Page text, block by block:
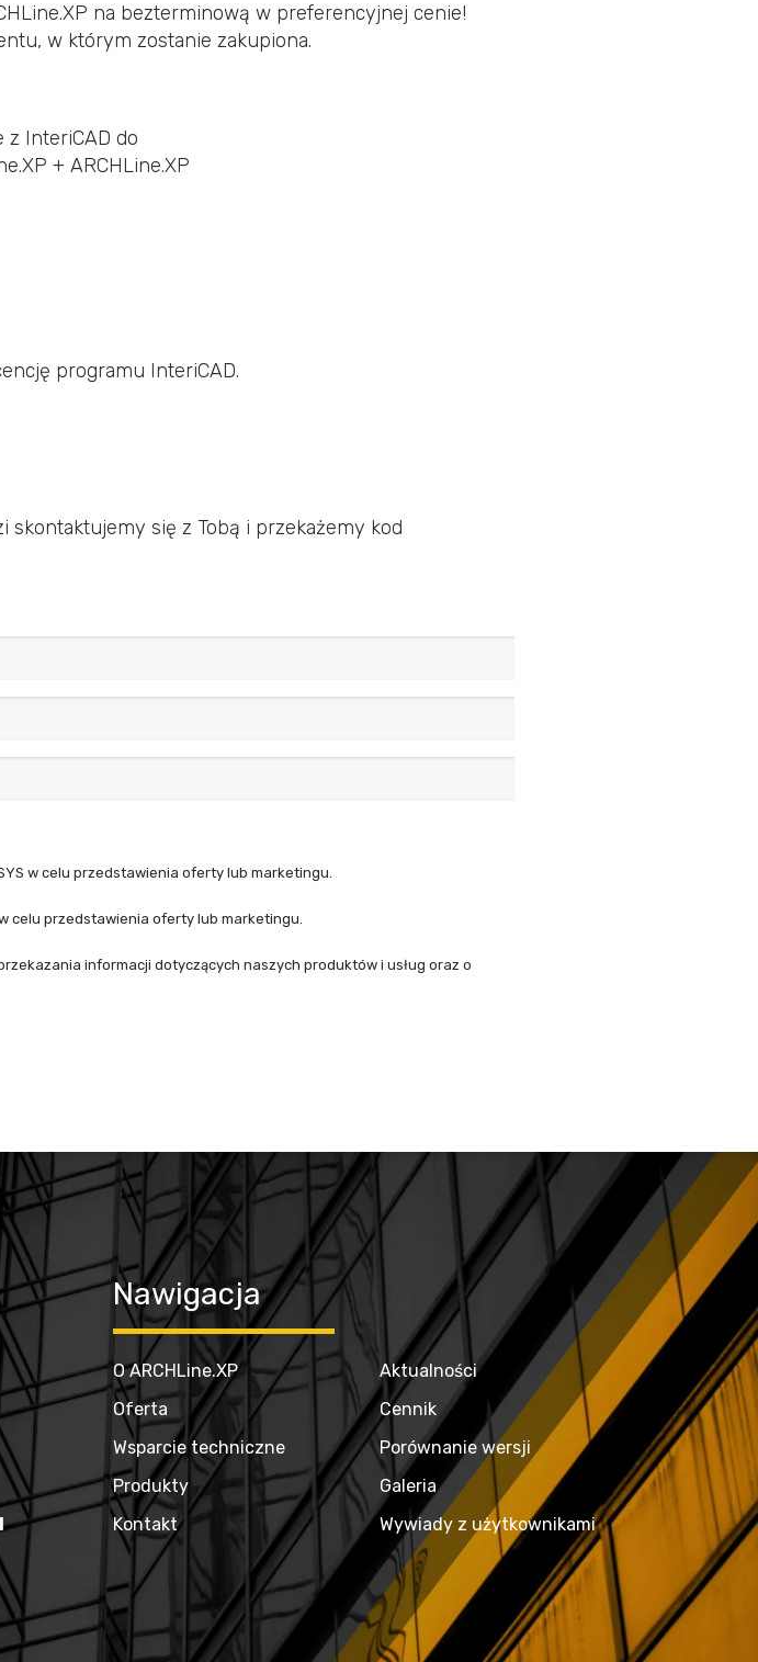
na bezterminową w preferencyjnej cenie!
w którym zostanie zakupiona.
z InteriCAD do
+ ARCHLine.XP
programu InteriCAD.
skontaktujemy się z Tobą i przekażemy kod
w celu przedstawienia oferty lub marketingu.
celu przedstawienia oferty lub marketingu.
informacji dotyczących naszych produktów i usług oraz o
Nawigacja
O ARCHLine.XP
Oferta
Wsparcie techniczne
Produkty
Kontakt
Aktualności
Cennik
Porównanie wersji
Galeria
Wywiady z użytkownikami